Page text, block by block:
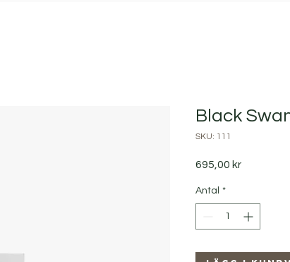
Black
SKU: 111
695,00 krPris
Antal *